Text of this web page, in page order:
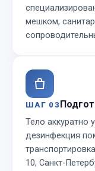
мешком,
ШАГ 03
Тело аккуратно
дезинфекция
10, Санкт-